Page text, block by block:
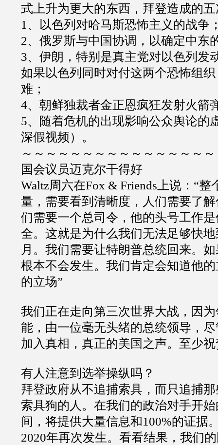
式上升为更大的东西，拜登造成的
1 、以色列对哈马斯恐怖主义的战争
2、俄罗斯与中国协调，以确定中东
3、伊朗，特别是真主党对以色列发
如果以色列同时对付这两个恐怖组
难；
4、朝鲜独裁者金正恩疯狂发射火箭
5、随着危机的出现影响公众舆论的
深假视频）。
～～～～～～～～～～～～～～～
国会议员迈克尔干得好
Waltz周六在Fox & Friends 上说： “整
量，需要看到清晰度，人们需要了
们需要一个总司令，他的头号工作
全。这就是为什么我们无法足够快
月。我们需要让特朗普总统回来。
根本不会发生。我们肯定会知道他
的立场”
我们正在走向第三次世界大战，因
能，由一位毫无头绪的总统领导，
加入真相，真正的美国之声。至少
有人注意到选举操纵吗？
拜登政府从不追捕索具，而只追捕
索具狗的人。在我们的政治对手开
间，将提供大量信息和100%的证据
2020年再次发生。看看结果，我们